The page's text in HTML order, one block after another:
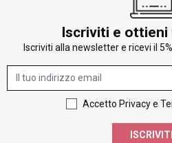
Iscriviti e ottieni
Iscriviti alla newsletter e ricevi il
Accetto Privacy e
ISCRIVITI